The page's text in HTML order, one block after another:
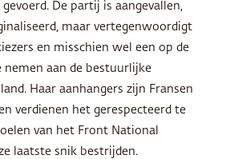
De partij is aangevallen,
maar vertegenwoordigt
en misschien wel een op de
nemen aan de bestuurlijke
Haar aanhangers zijn Fransen
verdienen het gerespecteerd te
van het Front National
laatste snik bestrijden.